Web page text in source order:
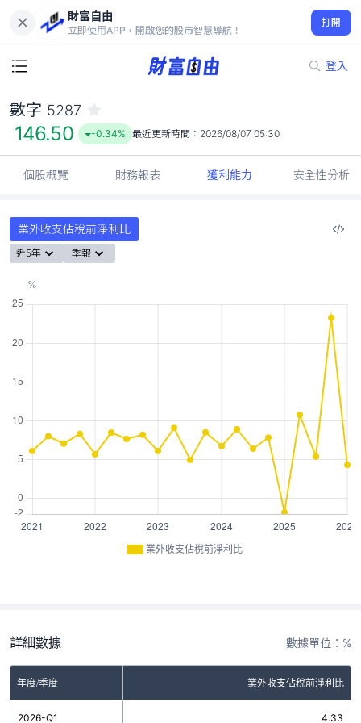
財富自由
立即使用APP，開啟您的股市智慧導航！
打開
登入
146.50
-0.34%
數字 5287
146.50 -0.34% 最近更新時間： 2026/08/07 05:30
個股概覽 財務報表 獲利能力 安全性分析
業外收支佔稅前淨利比
近5年 季報
業外收支佔稅前淨利比
詳細數據 數據單位：%
年度/季度 業外收支佔稅前淨利比
2026-Q1 4.33